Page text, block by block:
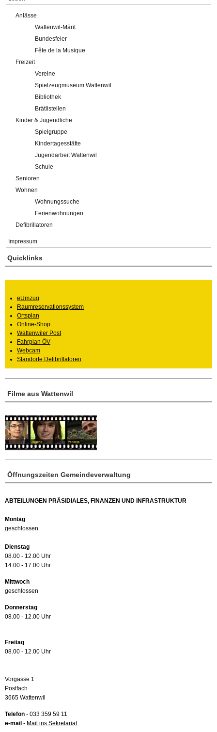
Anlässe
Wattenwil-Märit
Bundesfeier
Fête de la Musique
Freizeit
Vereine
Spielzeugmuseum Wattenwil
Bibliothek
Brätlistellen
Kinder & Jugendliche
Spielgruppe
Kindertagesstätte
Jugendarbeit Wattenwil
Schule
Senioren
Wohnen
Wohnungssuche
Ferienwohnungen
Defibrillatoren
Impressum
Öffnungszeiten Gemeindeverwaltung
ABTEILUNGEN PRÄSIDIALES, FINANZEN UND INFRASTRUKTUR
Montag
geschlossen
Dienstag
08.00 - 12.00 Uhr
14.00 - 17.00 Uhr
Mittwoch
geschlossen
Donnerstag
08.00 - 12.00 Uhr
Freitag
08.00 - 12.00 Uhr
Vorgasse 1
Postfach
3665 Wattenwil
Telefon - 033 359 59 11
e-mail - Mail ins Sekretariat
Filme aus Wattenwil
Quicklinks
eUmzug
Raumreservationssystem
Ortsplan
Online-Shop
Wattenwiler Post
Fahrplan ÖV
Webcam
Standorte Defibrillatoren